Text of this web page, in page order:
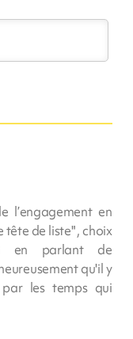
en
de liste" , choix
en parlant de
qu'il y
les temps qui